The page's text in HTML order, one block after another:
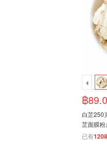
฿
白芷250
芷面膜
已有1208